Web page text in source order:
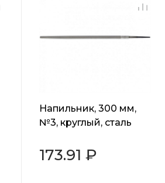
Напильник, 300 мм,
№3, круглый, сталь
173.91 ₽